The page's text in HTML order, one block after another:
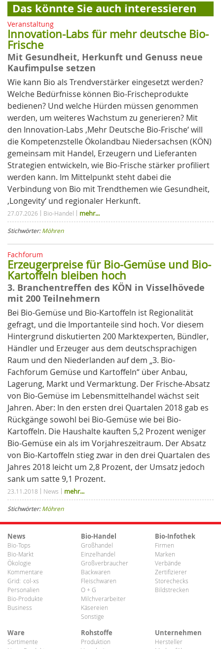
Das könnte Sie auch interessieren
Veranstaltung
Innovation-Labs für mehr deutsche Bio-
Frische
Mit Gesundheit, Herkunft und Genuss neue
Kaufimpulse setzen
Wie kann Bio als Trendverstärker eingesetzt werden?
Welche Bedürfnisse können Bio-Frischeprodukte
bedienen? Und welche Hürden müssen genommen
werden, um weiteres Wachstum zu generieren? Mit
den Innovation-Labs ‚Mehr Deutsche Bio-Frische‘ will
die Kompetenzstelle Ökolandbau Niedersachsen (KÖN)
gemeinsam mit Handel, Erzeugern und Lieferanten
Strategien entwickeln, wie Bio-Frische stärker profiliert
werden kann. Im Mittelpunkt steht dabei die
Verbindung von Bio mit Trendthemen wie Gesundheit,
‚Longevity‘ und regionaler Herkunft.
27.07.2026 Bio-Handel mehr...
Stichwörter:Möhren
Fachforum
Erzeugerpreise für Bio-Gemüse und Bio-
Kartoffeln bleiben hoch
3. Branchentreffen des KÖN in Visselhövede
mit 200 Teilnehmern
Bei Bio-Gemüse und Bio-Kartoffeln ist Regionalität
gefragt, und die Importanteile sind hoch. Vor diesem
Hintergrund diskutierten 200 Marktexperten, Bündler,
Händler und Erzeuger aus dem deutschsprachigen
Raum und den Niederlanden auf dem „3. Bio-
Fachforum Gemüse und Kartoffeln“ über Anbau,
Lagerung, Markt und Vermarktung. Der Frische-Absatz
von Bio-Gemüse im Lebensmittelhandel wächst seit
Jahren. Aber: In den ersten drei Quartalen 2018 gab es
Rückgänge sowohl bei Bio-Gemüse wie bei Bio-
Kartoffeln. Die Haushalte kauften 5,2 Prozent weniger
Bio-Gemüse ein als im Vorjahreszeitraum. Der Absatz
von Bio-Kartoffeln stieg zwar in den drei Quartalen des
Jahres 2018 leicht um 2,8 Prozent, der Umsatz jedoch
sank um satte 9,1 Prozent.
23.11.2018 News mehr...
Stichwörter:Möhren
News
Bio-Tops
Bio-Markt
Ökologie
Kommentare
Grid: col-xs
Personalien
Bio-Produkte
Business
Bio-Handel
Großhandel
Einzelhandel
Großverbraucher
Backwaren
Fleischwaren
O + G
Milchverarbeiter
Käsereien
Sonstige
Bio-Infothek
Firmen
Marken
Verbände
Zertifizierer
Storechecks
Bildstrecken
Ware
Sortimente
Rohstoffe
Produktion
Unternehmen
Hersteller